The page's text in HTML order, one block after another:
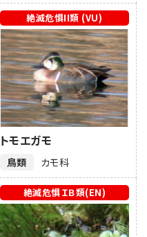
鳥類
トモエガモ
カモ科
絶滅危惧II類 (VU)
絶滅危惧ＩＢ類(EN)